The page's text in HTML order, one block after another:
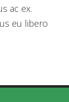
ac ex.
eu libero